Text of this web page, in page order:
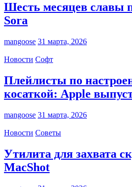
Шесть месяцев славы
Sora
mangoose 31 марта, 2026
Новости Софт
Плейлисты по
косаткой: Apple
mangoose 31 марта, 2026
Новости Советы
Утилита для захвата
MacShot